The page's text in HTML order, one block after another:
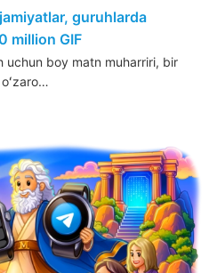
guruhlarda
million GIF
uchun boy matn muharriri, bir